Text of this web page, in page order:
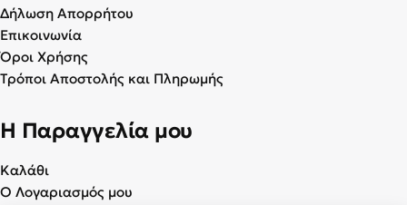
Δήλωση Απορρήτου
Επικοινωνία
Όροι Χρήσης
Τρόποι Αποστολής και Πληρωμής
Η Παραγγελία μου
Καλάθι
Ο Λογαριασμός μου